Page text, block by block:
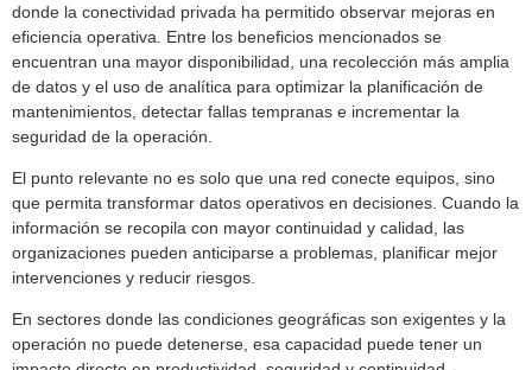
donde la conectividad privada ha permitido observar mejoras en
eficiencia operativa. Entre los beneficios mencionados se
encuentran una mayor disponibilidad, una recolección más amplia
de datos y el uso de analítica para optimizar la planificación de
mantenimientos, detectar fallas tempranas e incrementar la
seguridad de la operación.
El punto relevante no es solo que una red conecte equipos, sino
que permita transformar datos operativos en decisiones. Cuando la
información se recopila con mayor continuidad y calidad, las
organizaciones pueden anticiparse a problemas, planificar mejor
intervenciones y reducir riesgos.
En sectores donde las condiciones geográficas son exigentes y la
operación no puede detenerse, esa capacidad puede tener un